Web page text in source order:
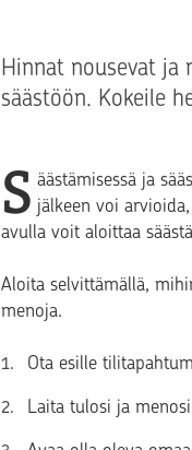
Hinnat nousevat ja
säästöön. Kokeile
S äästämisessä ja
jälkeen voi
avulla voit aloittaa
Aloita selvittämällä,
menoja.
Ota esille
Laita tulosi ja